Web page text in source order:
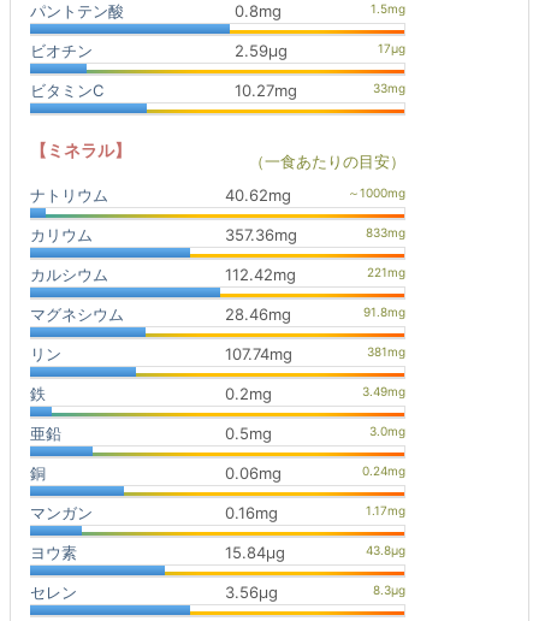
パントテン酸 0.8mg
ビオチン 2.59μg
ビタミンC 10.27mg
【ミネラル】
（一食あたりの目安）
ナトリウム
40.62mg
カリウム 357.36mg
カルシウム 112.42mg
マグネシウム 28.46mg
リン 107.74mg
鉄 0.2mg
亜鉛 0.5mg
銅 0.06mg
マンガン 0.16mg
ヨウ素 15.84μg
セレン 3.56μg